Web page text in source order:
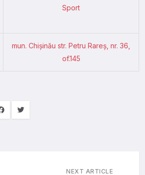
Sport
mun. Chişinău str. Petru Rareş, nr. 36,
of.145
NEXT ARTICLE